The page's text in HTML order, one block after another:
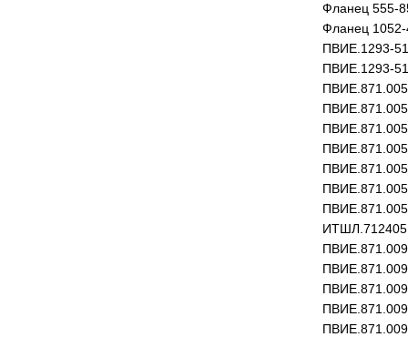
Фланец 555-
Фланец
ПВИЕ.1293-
ПВИЕ.1293-